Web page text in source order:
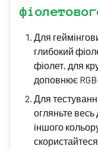
Для
глибокий
фіолет, для
доповнює
Для
огляньте весь
іншого